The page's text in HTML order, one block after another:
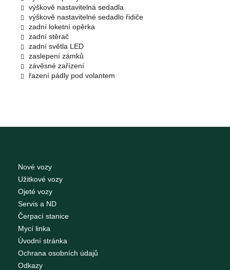
výškově nastavitelná sedadla
výškově nastavitelné sedadlo řidiče
zadní loketní opěrka
zadní stěrač
zadní světla LED
zaslepení zámků
závěsné zařízení
řazení pádly pod volantem
Nové vozy
Užitkové vozy
Ojeté vozy
Servis a ND
Čerpací stanice
Mycí linka
Úvodní stránka
Ochrana osobních údajů
Odkazy